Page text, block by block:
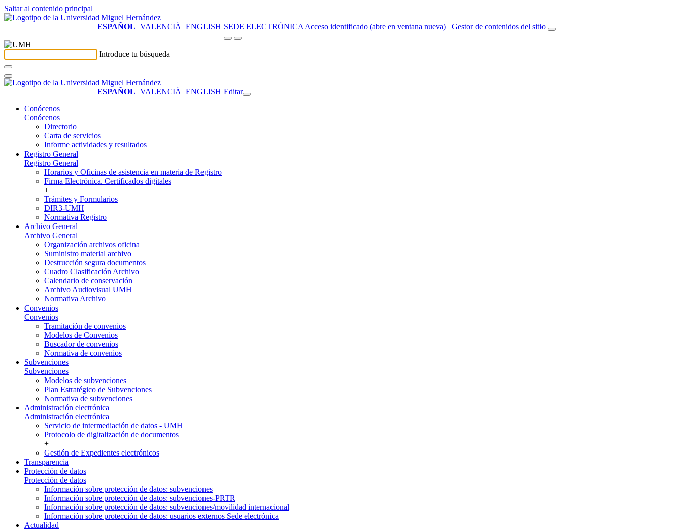
Saltar al contenido principal
ESPAÑOL VALENCIÀ ENGLISH SEDE ELECTRÓNICA Acceso identificado (abre en ventana nueva) Gestor de contenidos del sitio
Introduce tu búsqueda
ESPAÑOL VALENCIÀ ENGLISH Editar
Conócenos
Conócenos
Directorio
Carta de servicios
Informe actividades y resultados
Registro General
Registro General
Horarios y Oficinas de asistencia en materia de Registro
Firma Electrónica. Certificados digitales
+
Trámites y Formularios
DIR3-UMH
Normativa Registro
Archivo General
Archivo General
Organización archivos oficina
Suministro material archivo
Destrucción segura documentos
Cuadro Clasificación Archivo
Calendario de conservación
Archivo Audiovisual UMH
Normativa Archivo
Convenios
Convenios
Tramitación de convenios
Modelos de Convenios
Buscador de convenios
Normativa de convenios
Subvenciones
Subvenciones
Modelos de subvenciones
Plan Estratégico de Subvenciones
Normativa de subvenciones
Administración electrónica
Administración electrónica
Servicio de intermediación de datos - UMH
Protocolo de digitalización de documentos
+
Gestión de Expedientes electrónicos
Transparencia
Protección de datos
Protección de datos
Información sobre protección de datos: subvenciones
Información sobre protección de datos: subvenciones-PRTR
Información sobre protección de datos: subvenciones/movilidad internacional
Información sobre protección de datos: usuarios externos Sede electrónica
Actualidad